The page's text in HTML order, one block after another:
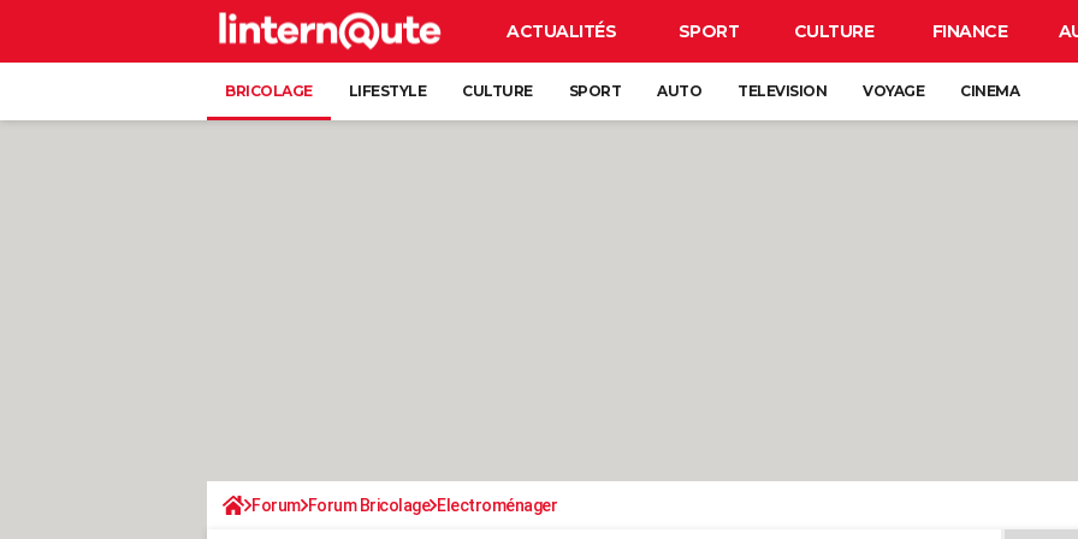
ACTUALITÉS SPORT CULTURE FINANCE
BRICOLAGE LIFESTYLE CULTURE SPORT AUTO TELEVISION VOYAGE CINEMA
Forum Forum Bricolage Electroménager